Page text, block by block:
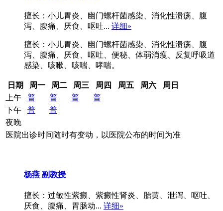
擅长：小儿胃炎、幽门螺杆菌感染、消化性溃疡、腹
泻、腹痛、厌食、呕吐... 详细»
擅长：小儿胃炎、幽门螺杆菌感染、消化性溃疡、腹
泻、腹痛、厌食、呕吐、便秘、体弱消瘦、反复呼吸道
感染、咳嗽、咳喘、哮喘。
日期 周一 周二 周三 周四 周五 周六
周日
上午
普 普 普
普
下午
普
普
夜晚
医院出诊时间随时有变动，以医院公布的时间为准
杨燕 副教授
擅长：过敏性紫癜、紫癜性肾炎、胎黄、泄泻、呕吐、
厌食、腹痛、胃肠动... 详细»